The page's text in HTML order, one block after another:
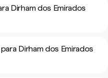
Dirham dos Emirados
Dirham dos Emirados